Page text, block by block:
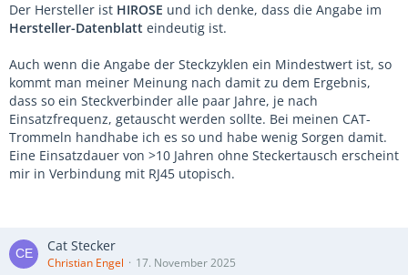
Der Hersteller ist HIROSE und ich denke, dass die Angabe im
Hersteller-Datenblatt eindeutig ist.
Auch wenn die Angabe der Steckzyklen ein Mindestwert ist, so
kommt man meiner Meinung nach damit zu dem Ergebnis,
dass so ein Steckverbinder alle paar Jahre, je nach
Einsatzfrequenz, getauscht werden sollte. Bei meinen CAT-
Trommeln handhabe ich es so und habe wenig Sorgen damit.
Eine Einsatzdauer von >10 Jahren ohne Steckertausch erscheint
mir in Verbindung mit RJ45 utopisch.
Cat Stecker
Christian Engel 17. November 2025